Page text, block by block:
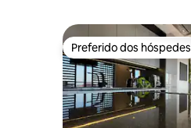
Preferido dos hóspedes
Preferido dos hóspedes